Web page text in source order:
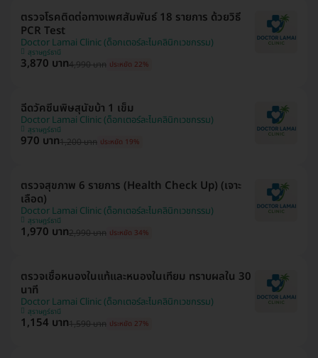
ตรวจโรคติดต่อทางเพศสัมพันธ์ 18 รายการ ด้วยวิธี
PCR Test
Doctor Lamai Clinic (ด็อกเตอร์ละไมคลินิกเวชกรรม)
สุราษฎร์ธานี
3,870 บาท4,990 บาท ประหยัด 22%
ฉีดวัคซีนพิษสุนัขบ้า 1 เข็ม
Doctor Lamai Clinic (ด็อกเตอร์ละไมคลินิกเวชกรรม)
สุราษฎร์ธานี
970 บาท1,200 บาท ประหยัด 19%
ตรวจสุขภาพ 6 รายการ (Health Check Up) (เจาะ
เลือด)
Doctor Lamai Clinic (ด็อกเตอร์ละไมคลินิกเวชกรรม)
สุราษฎร์ธานี
1,970 บาท2,990 บาท ประหยัด 34%
ตรวจเชื้อหนองในแท้และหนองในเทียม ทราบผลใน 30
นาที
Doctor Lamai Clinic (ด็อกเตอร์ละไมคลินิกเวชกรรม)
สุราษฎร์ธานี
1,154 บาท1,590 บาท ประหยัด 27%